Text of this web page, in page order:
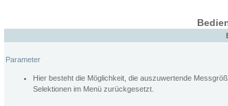
Parameter
Hier besteht die Möglichkeit, die auszuwertende
Selektionen im Menü zurückgesetzt.